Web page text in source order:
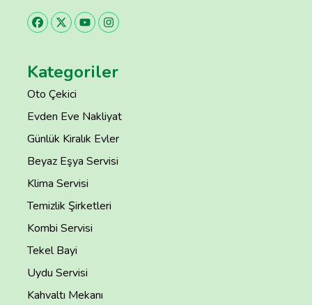
Kategoriler
Oto Çekici
Evden Eve Nakliyat
Günlük Kiralık Evler
Beyaz Eşya Servisi
Klima Servisi
Temizlik Şirketleri
Kombi Servisi
Tekel Bayi
Uydu Servisi
Kahvaltı Mekanı